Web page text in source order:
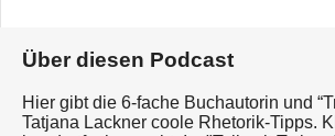
Über diesen Podcast
Hier gibt die 6-fache Buchautorin und
Tatjana Lackner coole Rhetorik-Tipps.